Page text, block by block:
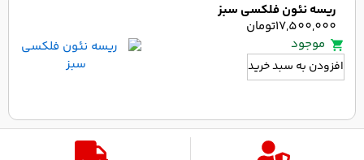
ریسه نئون فلکسی سبز
17,500,000تومان
موجود
افزودن به سبد خرید